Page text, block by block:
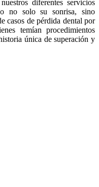
diferentes servicios
no solo su sonrisa, sino
casos de pérdida dental por
temían procedimientos
única de superación y